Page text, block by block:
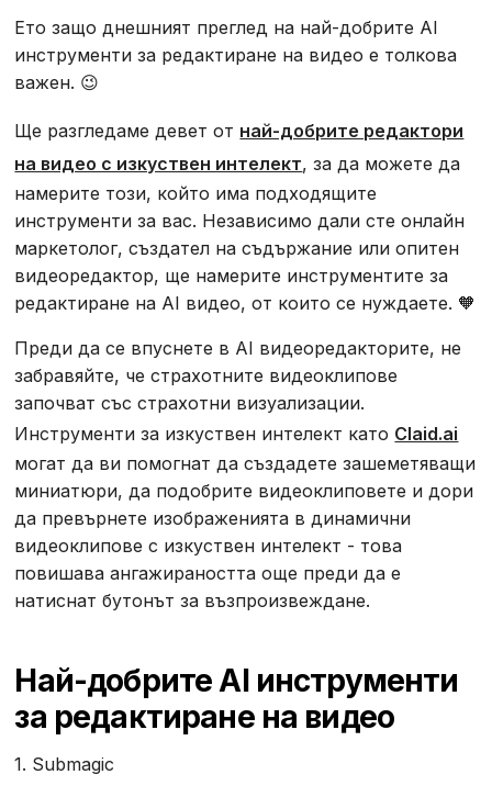
Ето защо днешният преглед на най-добрите AI
инструменти за редактиране на видео е толкова
важен. 😉
Ще разгледаме девет от най-добрите редактори
на видео с изкуствен интелект, за да можете да
намерите този, който има подходящите
инструменти за вас. Независимо дали сте онлайн
маркетолог, създател на съдържание или опитен
видеоредактор, ще намерите инструментите за
редактиране на AI видео, от които се нуждаете. 🧡
Преди да се впуснете в AI видеоредакторите, не
забравяйте, че страхотните видеоклипове
започват със страхотни визуализации.
Инструменти за изкуствен интелект като Claid.ai
могат да ви помогнат да създадете зашеметяващи
миниатюри, да подобрите видеоклиповете и дори
да превърнете изображенията в динамични
видеоклипове с изкуствен интелект - това
повишава ангажираността още преди да е
натиснат бутонът за възпроизвеждане.
Най-добрите AI инструменти
за редактиране на видео
1. Submagic